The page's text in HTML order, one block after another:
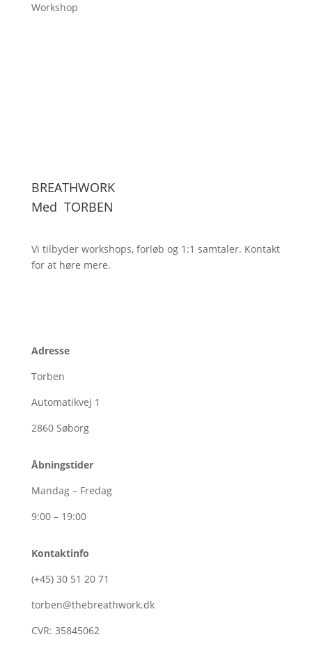
Workshop
BREATHWORK
Med TORBEN
Vi tilbyder workshops, forløb og 1:1 samtaler. Kontakt
for at høre mere.
Adresse
Torben
Automatikvej 1
2860 Søborg
Åbningstider
Mandag – Fredag
9:00 – 19:00
Kontaktinfo
(+45) 30 51 20 71
torben@thebreathwork.dk
CVR: 35845062